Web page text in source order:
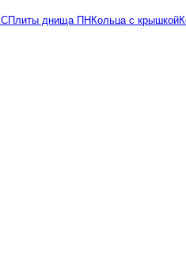
Плиты днища ПНКольца с крышкой